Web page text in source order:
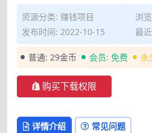
资源分类: 赚钱项目
浏
发布时间: 2022-10-15
最
普通: 29金币 会员: 免费 永
购买下载权限
详情介绍 常见问题